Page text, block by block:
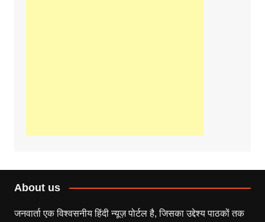
About us
जनवार्ता एक विश्वसनीय हिंदी न्यूज़ पोर्टल है, जिसका उद्देश्य पाठकों तक